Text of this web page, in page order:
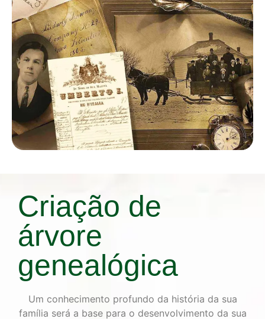
Criação de
árvore
genealógica
Um conhecimento profundo da história da sua
família será a base para o desenvolvimento da sua